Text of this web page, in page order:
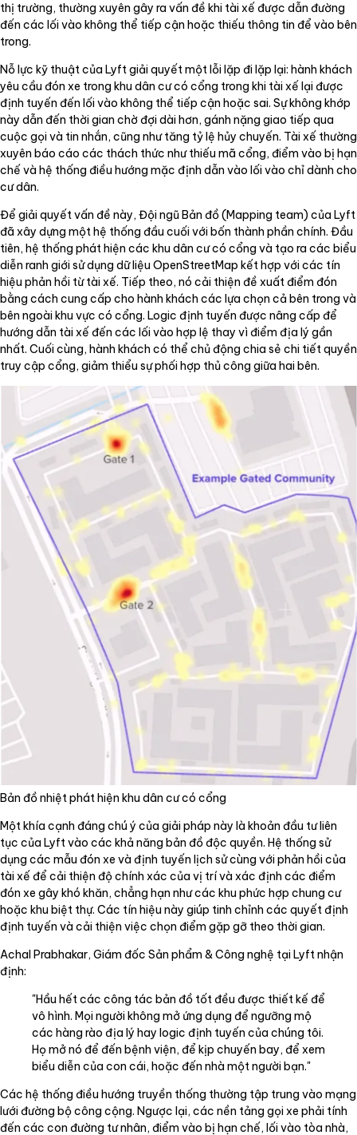
thị trường, thường xuyên gây ra vấn đề khi tài xế được dẫn đường
đến các lối vào không thể tiếp cận hoặc thiếu thông tin để vào bên
trong.
Nỗ lực kỹ thuật của Lyft giải quyết một lỗi lặp đi lặp lại: hành khách
yêu cầu đón xe trong khu dân cư có cổng trong khi tài xế lại được
định tuyến đến lối vào không thể tiếp cận hoặc sai. Sự không khớp
này dẫn đến thời gian chờ đợi dài hơn, gánh nặng giao tiếp qua
cuộc gọi và tin nhắn, cũng như tăng tỷ lệ hủy chuyến. Tài xế thường
xuyên báo cáo các thách thức như thiếu mã cổng, điểm vào bị hạn
chế và hệ thống điều hướng mặc định dẫn vào lối vào chỉ dành cho
cư dân.
Để giải quyết vấn đề này, Đội ngũ Bản đồ (Mapping team) của Lyft
đã xây dựng một hệ thống đầu cuối với bốn thành phần chính. Đầu
tiên, hệ thống phát hiện các khu dân cư có cổng và tạo ra các biểu
diễn ranh giới sử dụng dữ liệu OpenStreetMap kết hợp với các tín
hiệu phản hồi từ tài xế. Tiếp theo, nó cải thiện đề xuất điểm đón
bằng cách cung cấp cho hành khách các lựa chọn cả bên trong và
bên ngoài khu vực có cổng. Logic định tuyến được nâng cấp để
hướng dẫn tài xế đến các lối vào hợp lệ thay vì điểm địa lý gần
nhất. Cuối cùng, hành khách có thể chủ động chia sẻ chi tiết quyền
truy cập cổng, giảm thiểu sự phối hợp thủ công giữa hai bên.
Bản đồ nhiệt phát hiện khu dân cư có cổng
Một khía cạnh đáng chú ý của giải pháp này là khoản đầu tư liên
tục của Lyft vào các khả năng bản đồ độc quyền. Hệ thống sử
dụng các mẫu đón xe và định tuyến lịch sử cùng với phản hồi của
tài xế để cải thiện độ chính xác của vị trí và xác định các điểm
đón xe gây khó khăn, chẳng hạn như các khu phức hợp chung cư
hoặc khu biệt thự. Các tín hiệu này giúp tinh chỉnh các quyết định
định tuyến và cải thiện việc chọn điểm gặp gỡ theo thời gian.
Achal Prabhakar, Giám đốc Sản phẩm & Công nghệ tại Lyft nhận
định:
"Hầu hết các công tác bản đồ tốt đều được thiết kế để
vô hình. Mọi người không mở ứng dụng để ngưỡng mộ
các hàng rào địa lý hay logic định tuyến của chúng tôi.
Họ mở nó để đến bệnh viện, để kịp chuyến bay, để xem
biểu diễn của con cái, hoặc đến nhà một người bạn."
Các hệ thống điều hướng truyền thống thường tập trung vào mạng
lưới đường bộ công cộng. Ngược lại, các nền tảng gọi xe phải tính
đến các con đường tư nhân, điểm vào bị hạn chế, lối vào tòa nhà,